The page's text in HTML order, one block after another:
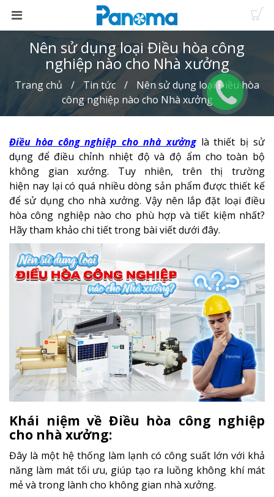
Nên sử dụng loại Điều hòa công
nghiệp nào cho Nhà xưởng
Trang chủ Tin tức
Nên sử dụng loại Điều hòa
công nghiệp nào cho Nhà xưởng
Điều hòa công nghiệp cho nhà xưởnglà thiết bị sử
dụng để điều chỉnh nhiệt độ và độ ẩm cho toàn bộ
không gian xưởng. Tuy nhiên, trên thị trường
hiện nay lại có quá nhiều dòng sản phẩm được thiết kế
để sử dụng cho nhà xưởng. Vậy nên lắp đặt loại điều
hòa công nghiệp nào cho phù hợp và tiết kiệm nhất?
Hãy tham khảo chi tiết trong bài viết dưới đây.
Khái niệm về Điều hòa công nghiệp
cho nhà xưởng:
Đây là một hệ thống làm lạnh có công suất lớn với khả
năng làm mát tối ưu, giúp tạo ra luồng không khí mát
mẻ và trong lành cho không gian nhà xưởng.